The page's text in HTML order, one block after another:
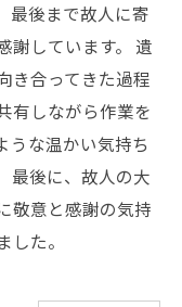
最後まで故人に寄
謝しています。 遺
き合ってきた過程
有しながら作業を
うな温かい気持ち
最後に、故人の大
敬意と感謝の気持
た。